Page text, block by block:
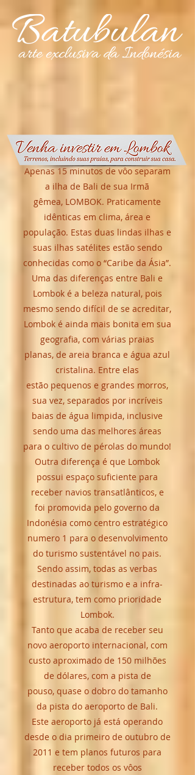
Apenas 15 minutos de vôo separam
a ilha de Bali de sua Irmã
gêmea, LOMBOK. Praticamente
idênticas em clima, área e
população. Estas duas lindas ilhas e
suas ilhas satélites estão sendo
conhecidas como o “Caribe da Ásia”.
Uma das diferenças entre Bali e
Lombok é a beleza natural, pois
mesmo sendo difícil de se acreditar,
Lombok é ainda mais bonita em sua
geografia, com várias praias
planas, de areia branca e água azul
cristalina. Entre elas
estão pequenos e grandes morros,
sua vez, separados por incríveis
baias de água limpida, inclusive
sendo uma das melhores áreas
para o cultivo de pérolas do mundo!
Outra diferença é que Lombok
possui espaço suficiente para
receber navios transatlânticos, e
foi promovida pelo governo da
Indonésia como centro estratégico
numero 1 para o desenvolvimento
do turismo sustentável no pais.
Sendo assim, todas as verbas
destinadas ao turismo e a infra-
estrutura, tem como prioridade
Lombok.
Tanto que acaba de receber seu
novo aeroporto internacional, com
custo aproximado de 150 milhões
de dólares, com a pista de
pouso, quase o dobro do tamanho
da pista do aeroporto de Bali.
Este aeroporto já está operando
desde o dia primeiro de outubro de
2011 e tem planos futuros para
receber todos os vôos